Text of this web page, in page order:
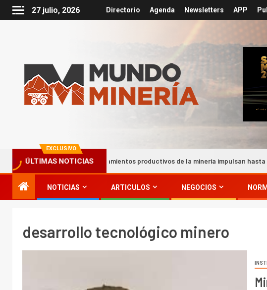
27 julio, 2026 Directorio Agenda Newsletters APP
EXCLUSIVO
ÚLTIMAS NOTICIAS
Encadenamientos productivos de la minería impulsan hasta el 22% del
NOTICIAS ARTICULOS NEGOCIOS
desarrollo tecnológico minero